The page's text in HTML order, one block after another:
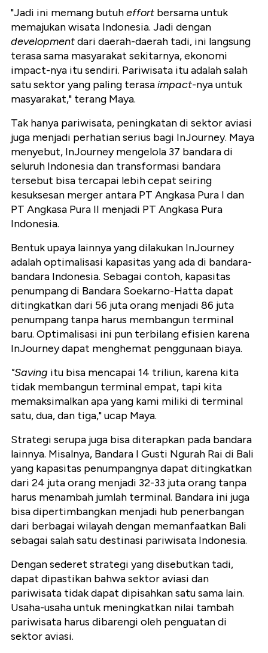
"Jadi ini memang butuheffort bersama untuk
memajukan wisata Indonesia. Jadi dengan
developmentdari daerah-daerah tadi, ini langsung
terasa sama masyarakat sekitarnya, ekonomi
impact-nya itu sendiri. Pariwisata itu adalah salah
satu sektor yang paling terasaimpact-nya untuk
masyarakat," terang Maya.
Tak hanya pariwisata, peningkatan di sektor aviasi
juga menjadi perhatian serius bagi InJourney. Maya
menyebut, InJourney mengelola 37 bandara di
seluruh Indonesia dan transformasi bandara
tersebut bisa tercapai lebih cepat seiring
kesuksesan merger antara PT Angkasa Pura I dan
PT Angkasa Pura II menjadi PT Angkasa Pura
Indonesia.
Bentuk upaya lainnya yang dilakukan InJourney
adalah optimalisasi kapasitas yang ada di bandara-
bandara Indonesia. Sebagai contoh, kapasitas
penumpang di Bandara Soekarno-Hatta dapat
ditingkatkan dari 56 juta orang menjadi 86 juta
penumpang tanpa harus membangun terminal
baru. Optimalisasi ini pun terbilang efisien karena
InJourney dapat menghemat penggunaan biaya.
"Saving itu bisa mencapai 14 triliun, karena kita
tidak membangun terminal empat, tapi kita
memaksimalkan apa yang kami miliki di terminal
satu, dua, dan tiga," ucap Maya.
Strategi serupa juga bisa diterapkan pada bandara
lainnya. Misalnya, Bandara I Gusti Ngurah Rai di Bali
yang kapasitas penumpangnya dapat ditingkatkan
dari 24 juta orang menjadi 32-33 juta orang tanpa
harus menambah jumlah terminal. Bandara ini juga
bisa dipertimbangkan menjadi hub penerbangan
dari berbagai wilayah dengan memanfaatkan Bali
sebagai salah satu destinasi pariwisata Indonesia.
Dengan sederet strategi yang disebutkan tadi,
dapat dipastikan bahwa sektor aviasi dan
pariwisata tidak dapat dipisahkan satu sama lain.
Usaha-usaha untuk meningkatkan nilai tambah
pariwisata harus dibarengi oleh penguatan di
sektor aviasi.